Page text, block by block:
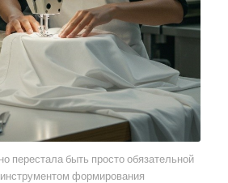
перестала быть просто обязательной
формирования